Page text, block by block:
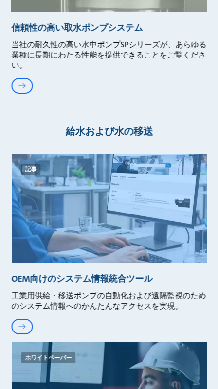
信頼性の高い取水ポンプシステム
当社の耐久性の高い水中ポンプSPシリーズが、あらゆる
業種に長期にわたる性能を提供できることをご覧くださ
い。
給水および水の移送
記事
OEM向けのシステム情報統合ツール
工業用供給・移送ポンプの自動化および遠隔監視のため
のシステム情報へのかんたんなアクセスを実現。
ホワイトペーパー